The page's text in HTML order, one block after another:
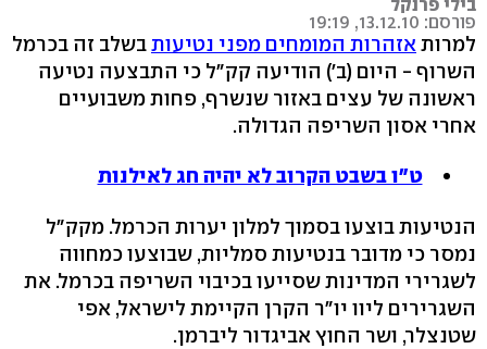
בילי פרנקל
פורסם: 13.12.10, 19:19
למרותאזהרות המומחים מפני נטיעותבשלב זה בכרמל
השרוף - היום (ב') הודיעה קק"ל כי התבצעה נטיעה
ראשונה של עצים באזור שנשרף, פחות משבועיים
אחרי אסון השריפה הגדולה.
ט"ו בשבט הקרוב לא יהיה חג לאילנות
הנטיעות בוצעו בסמוך למלון יערות הכרמל. מקק"ל
נמסר כי מדובר בנטיעות סמליות, שבוצעו כמחווה
לשגרירי המדינות שסייעו בכיבוי השריפה בכרמל. את
השגרירים ליוו יו"ר הקרן הקיימת לישראל, אפי
שטנצלר, ושר החוץ אביגדור ליברמן.